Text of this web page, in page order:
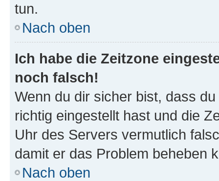
tun.
Nach oben
Ich habe die Zeitzone
noch falsch!
Wenn du dir sicher bist, dass
richtig eingestellt hast und die
Uhr des Servers vermutlich
damit er das Problem beheben
Nach oben